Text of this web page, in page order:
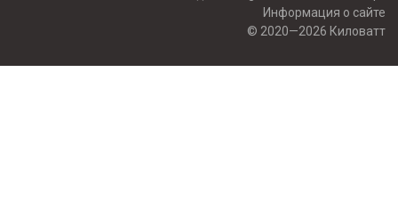
© 2020—2026 Киловатт
Информация о сайте